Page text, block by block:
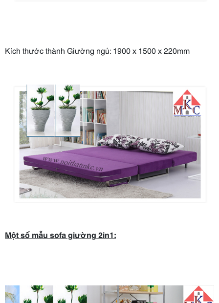
Kích thước thành Giường ngủ: 1900 x 1500 x 220mm
Một số mẫu sofa giường 2in1: